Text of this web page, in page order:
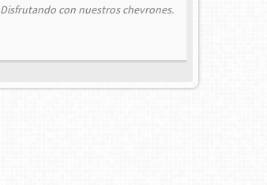
Disfrutando con nuestros chevrones.